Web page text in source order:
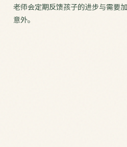
老师会定期反馈孩子的进步与需要
意外。